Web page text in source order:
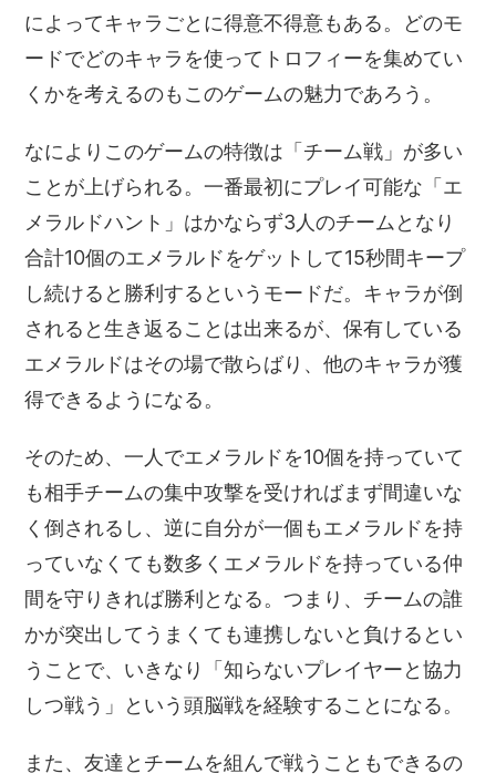
によってキャラごとに得意不得意もある。どのモ
ードでどのキャラを使ってトロフィーを集めてい
くかを考えるのもこのゲームの魅力であろう。
なによりこのゲームの特徴は「チーム戦」が多い
ことが上げられる。一番最初にプレイ可能な「エ
メラルドハント」はかならず3人のチームとなり
合計10個のエメラルドをゲットして15秒間キープ
し続けると勝利するというモードだ。キャラが倒
されると生き返ることは出来るが、保有している
エメラルドはその場で散らばり、他のキャラが獲
得できるようになる。
そのため、一人でエメラルドを10個を持っていて
も相手チームの集中攻撃を受ければまず間違いな
く倒されるし、逆に自分が一個もエメラルドを持
っていなくても数多くエメラルドを持っている仲
間を守りきれば勝利となる。つまり、チームの誰
かが突出してうまくても連携しないと負けるとい
うことで、いきなり「知らないプレイヤーと協力
しつ戦う」という頭脳戦を経験することになる。
また、友達とチームを組んで戦うこともできるの